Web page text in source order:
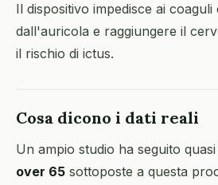
Il dispositivo impedisce ai coaguli
dall'auricola e raggiungere il
il rischio di ictus.
Cosa dicono i dati reali
Un ampio studio ha seguito quasi
over 65 sottoposte a questa